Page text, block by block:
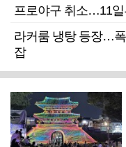
프로야구 취소…11일
라커룸 냉탕 등장…
잡